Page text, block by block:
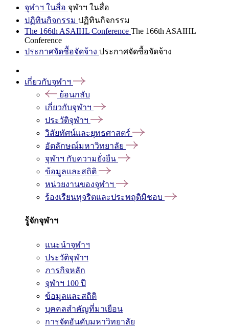
จุฬาฯ ในสื่อ จุฬาฯ ในสื่อ
ปฏิทินกิจกรรม ปฏิทินกิจกรรม
The 166th ASAIHL Conference The 166th ASAIHL
Conference
ประกาศจัดซื้อจัดจ้าง ประกาศจัดซื้อจัดจ้าง
เกี่ยวกับจุฬาฯ
ย้อนกลับ
เกี่ยวกับจุฬาฯ
ประวัติจุฬาฯ
วิสัยทัศน์และยุทธศาสตร์
อัตลักษณ์มหาวิทยาลัย
จุฬาฯ กับความยั่งยืน
ข้อมูลและสถิติ
หน่วยงานของจุฬาฯ
ร้องเรียนทุจริตและประพฤติมิชอบ
รู้จักจุฬาฯ
แนะนำจุฬาฯ
ประวัติจุฬาฯ
ภารกิจหลัก
จุฬาฯ 100 ปี
ข้อมูลและสถิติ
บุคคลสำคัญที่มาเยือน
การจัดอันดับมหาวิทยาลัย